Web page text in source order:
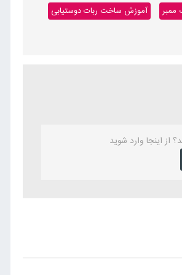
آموزش ساخت ربات دوستیابی
از اینجا وارد شوید